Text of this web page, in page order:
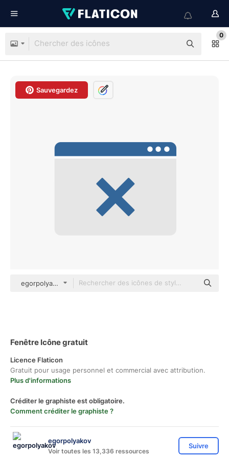
0
Sauvegardez
egorpolyakov Others
Fenêtre Icône gratuit
Licence Flaticon
Gratuit pour usage personnel et commercial avec attribution.
Plus d'informations
Créditer le graphiste est obligatoire.
Comment créditer le graphiste ?
egorpolyakov
Voir toutes les 13,336 ressources
Suivre